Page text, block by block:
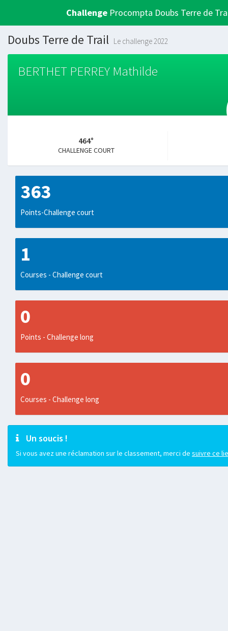
Challenge Procompta Doubs Terre de
Doubs Terre de Trail Le challenge 2022
BERTHET PERREY Mathilde
464°
CHALLENGE COURT
363
Points-Challenge court
1
Courses - Challenge court
0
Points - Challenge long
0
Courses - Challenge long
Un soucis !
Si vous avez une réclamation sur le classement, merci de suivre ce